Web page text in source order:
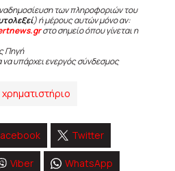
των πληροφοριών του
) ή μέρους αυτών μόνο αν:
στο σημείο όπου γίνεται η
Πηγή
να υπάρχει ενεργός σύνδεσμος
χρηματιστήριο
Twitter
Viber WhatsApp